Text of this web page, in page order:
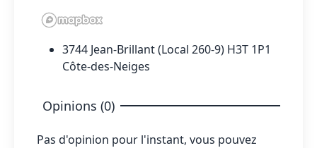
3744 Jean-Brillant (Local 260-9) H3T 1P1
Côte-des-Neiges
Opinions (0)
Pas d'opinion pour l'instant, vous pouvez